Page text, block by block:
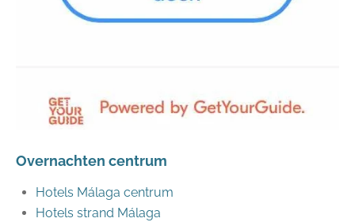
Overnachten centrum
Hotels Málaga centrum
Hotels strand Málaga